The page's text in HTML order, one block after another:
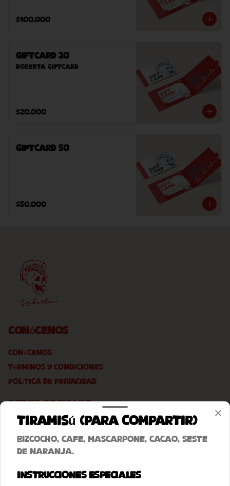
$100.000
GiftCard 20
Roberta GiftCard
$20.000
GiftCard 50
$50.000
Conócenos
Conócenos
Términos y condiciones
Política de privacidad
Redes sociales
Instagram
Facebook
Mi cuenta
Tiramisú (Para Compartir)
Bizcocho, cafe, mascarpone, cacao, seste
de naranja.
Instrucciones especiales